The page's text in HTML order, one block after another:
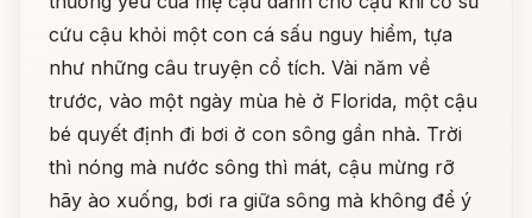
cứu cậu khỏi một con cá sấu nguy hiểm, tựa
như những câu truyện cổ tích. Vài năm về
trước, vào một ngày mùa hè ở Florida, một cậu
bé quyết định đi bơi ở con sông gần nhà. Trời
thì nóng mà nước sông thì mát, cậu mừng rỡ
hãy ào xuống, bơi ra giữa sông mà không để ý